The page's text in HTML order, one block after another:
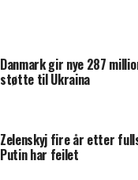
Danmark gir nye 287
støtte til Ukraina
Zelenskyj fire år etter
Putin har feilet